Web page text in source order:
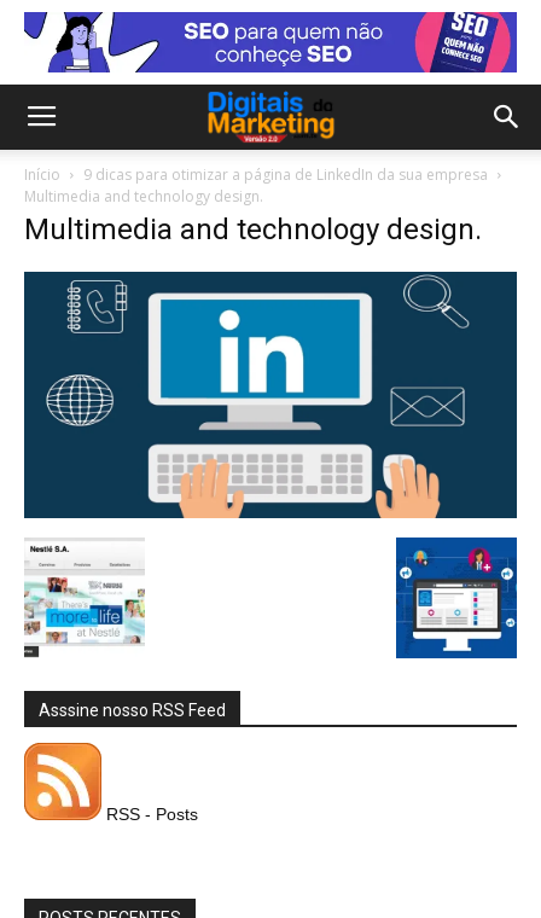
Início
9 dicas para otimizar a página de LinkedIn da sua empresa
Multimedia and technology design.
Multimedia and technology design.
Asssine nosso RSS Feed
RSS - Posts